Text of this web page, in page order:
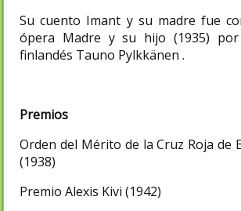
Su cuento Imant y su madre fue
ópera Madre y su hijo (1935)
finlandés Tauno Pylkkänen .
Premios
Orden del Mérito de la Cruz Roja de
(1938)
Premio Alexis Kivi (1942)